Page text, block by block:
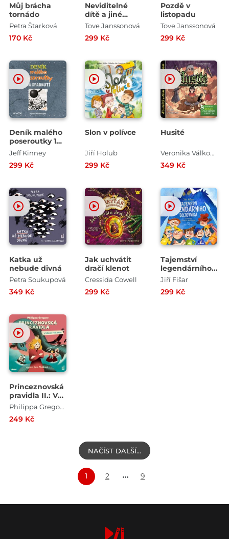
Můj brácha
tornádo
Petra Štarková
170 Kč
Neviditelné
dítě a jiné
příběhy
Tove Janssonová
299 Kč
Pozdě v
listopadu
Tove Janssonová
299 Kč
Deník malého
poseroutky 14 -
Na spadnutí
Jeff Kinney
299 Kč
Slon v polívce
Jiří Holub
299 Kč
Husité
Veronika Válková
349 Kč
Katka už
nebude divná
Petra Soukupová
349 Kč
Jak uchvátit
dračí klenot
Cressida Cowell
299 Kč
Tajemství
legendárního
bojovníka
Jiří Fišar
299 Kč
Princeznovská
pravidla II.: V
hlavní roli
princ
Philippa Gregoryová
249 Kč
NAČÍST DALŠÍ…
1 2 9